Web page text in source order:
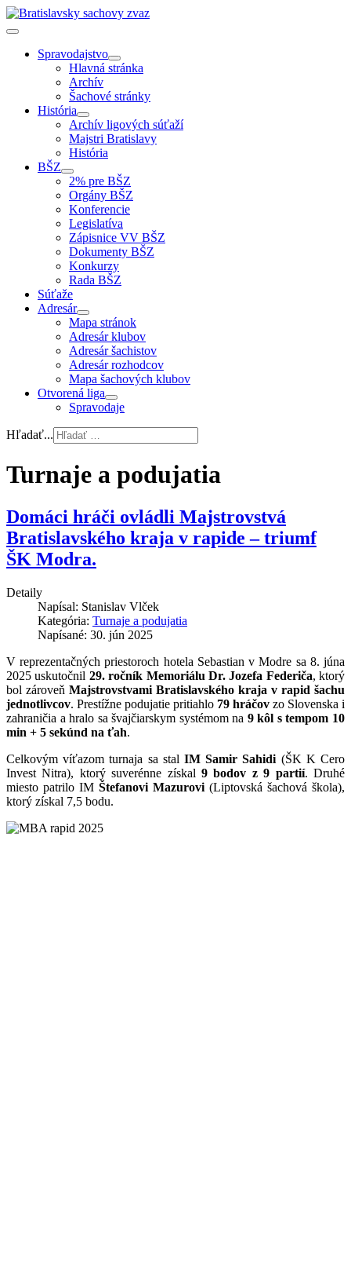
Spravodajstvo
Hlavná stránka
Archív
Šachové stránky
História
Archív ligových súťaží
Majstri Bratislavy
História
BŠZ
2% pre BŠZ
Orgány BŠZ
Konferencie
Legislatíva
Zápisnice VV BŠZ
Dokumenty BŠZ
Konkurzy
Rada BŠZ
Súťaže
Adresár
Mapa stránok
Adresár klubov
Adresár šachistov
Adresár rozhodcov
Mapa šachových klubov
Otvorená liga
Spravodaje
Hľadať...
Turnaje a podujatia
Domáci hráči ovládli Majstrovstvá
Bratislavského kraja v rapide – triumf
ŠK Modra.
Detaily
Napísal: Stanislav Vlček
Kategória: Turnaje a podujatia
Napísané: 30. jún 2025
V reprezentačných priestoroch hotela Sebastian v Modre sa 8. júna
2025 uskutočnil 29. ročník Memoriálu Dr. Jozefa Federiča, ktorý
bol zároveň Majstrovstvami Bratislavského kraja v rapid šachu
jednotlivcov. Prestížne podujatie pritiahlo 79 hráčov zo Slovenska i
zahraničia a hralo sa švajčiarskym systémom na 9 kôl s tempom 10
min + 5 sekúnd na ťah.
Celkovým víťazom turnaja sa stal IM Samir Sahidi (ŠK K Cero
Invest Nitra), ktorý suverénne získal 9 bodov z 9 partií. Druhé
miesto patrilo IM Štefanovi Mazurovi (Liptovská šachová škola),
ktorý získal 7,5 bodu.